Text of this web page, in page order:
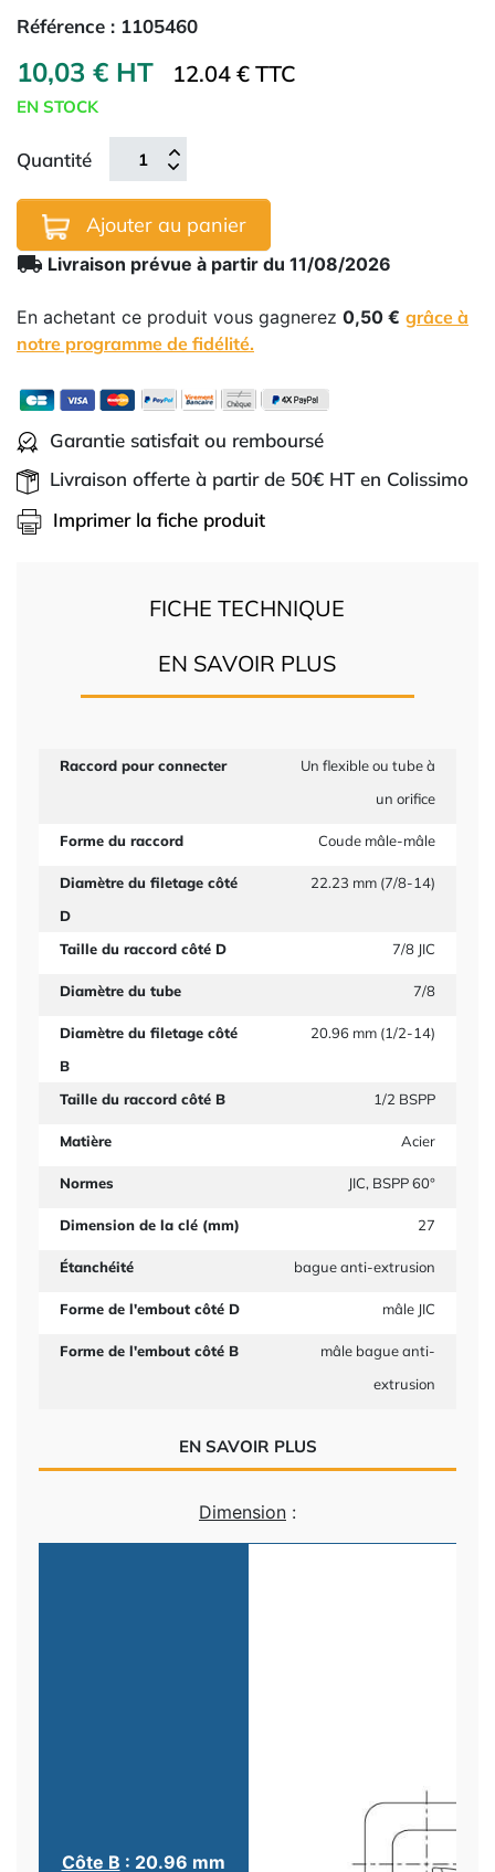
Référence : 1105460
10,03 € HT 12.04 € TTC
EN STOCK
Quantité
Ajouter au panier
local_shipping Livraison prévue à partir du 11/08/2026
En achetant ce produit vous gagnerez 0,50 € grâce à
notre programme de fidélité.
Garantie satisfait ou remboursé
Livraison offerte à partir de 50€ HT en Colissimo
Imprimer la fiche produit
FICHE TECHNIQUE
EN SAVOIR PLUS
Raccord pour connecter
Un flexible ou tube à
un orifice
Forme du raccord Coude mâle-mâle
Diamètre du filetage côté
D
22.23 mm (7/8-14)
Taille du raccord côté D 7/8 JIC
Diamètre du tube 7/8
Diamètre du filetage côté
B
20.96 mm (1/2-14)
Taille du raccord côté B 1/2 BSPP
Matière Acier
Normes JIC, BSPP 60°
Dimension de la clé (mm) 27
Étanchéité bague anti-extrusion
Forme de l'embout côté D mâle JIC
Forme de l'embout côté B
mâle bague anti-
extrusion
EN SAVOIR PLUS
Dimension :
Côte B : 20.96 mm